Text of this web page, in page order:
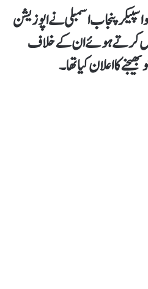
28 جون کو اسپیکر پنجاب اسمبلی نے اپوزیشن
معطل کرتے ہوئے ان کے خلاف
کا اعلان کیا تھا۔